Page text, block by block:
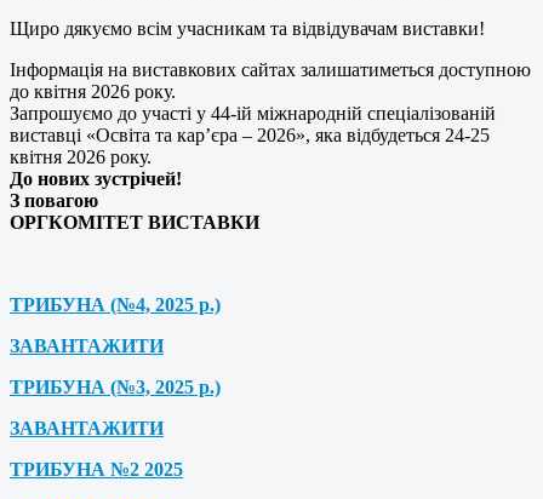
Щиро дякуємо всім учасникам та відвідувачам виставки!
Інформація на виставкових сайтах залишатиметься доступною
до квітня 2026 року.
Запрошуємо до участі у 44-ій міжнародній спеціалізованій
виставці «Освіта та кар’єра – 2026», яка відбудеться 24-25
квітня 2026 року.
До нових зустрічей!
З повагою
ОРГКОМІТЕТ ВИСТАВКИ
ТРИБУНА (№4, 2025 р.)
ЗАВАНТАЖИТИ
ТРИБУНА (№3, 2025 р.)
ЗАВАНТАЖИТИ
ТРИБУНА №2 2025